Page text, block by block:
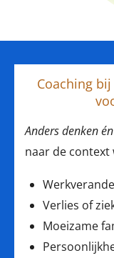
Coaching
Anders denken
naar de context
Verlies of
Moeizame